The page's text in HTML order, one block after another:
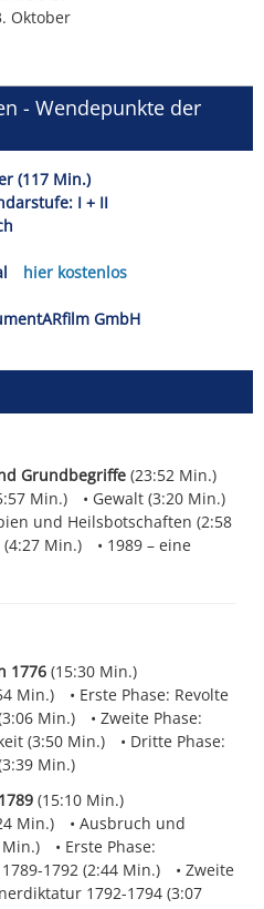
Oktober
- Wendepunkte der
(117 Min.)
I + II
hier kostenlos
GmbH
Grundbegriffe (23:52 Min.)
Min.)
Gewalt (3:20 Min.)
und Heilsbotschaften (2:58
Min.)
1989 – eine
1776 (15:30 Min.)
Min.)
Erste Phase: Revolte
Min.)
Zweite Phase:
(3:50 Min.)
Dritte Phase:
Min.)
(15:10 Min.)
Min.)
Ausbruch und
Erste Phase:
1792 (2:44 Min.)
Zweite
1792-1794 (3:07